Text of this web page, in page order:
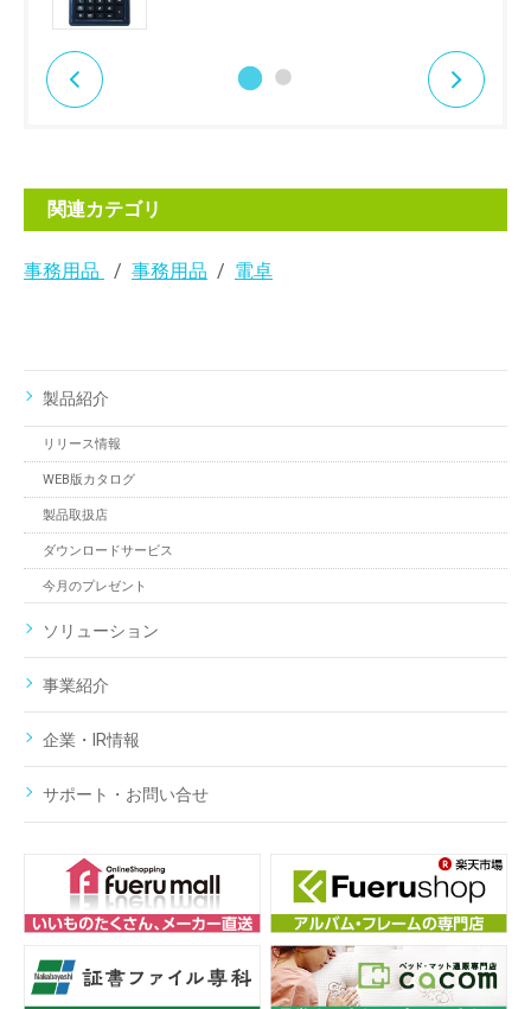
関連カテゴリ
事務用品 事務用品 電卓
製品紹介
リリース情報
WEB版カタログ
製品取扱店
ダウンロードサービス
今月のプレゼント
ソリューション
事業紹介
企業・IR情報
サポート・お問い合せ